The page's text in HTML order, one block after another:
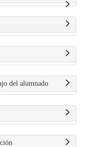
del alumnado